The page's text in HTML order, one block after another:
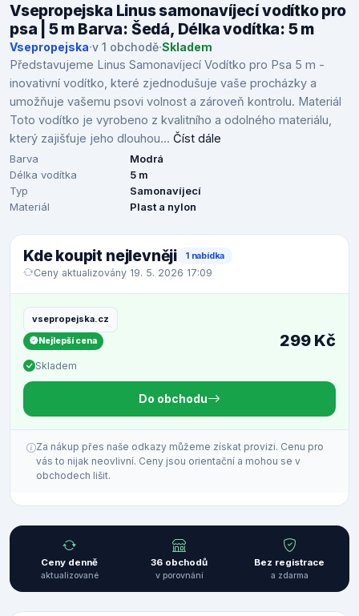
Vsepropejska Linus samonavíjecí vodítko pro
psa | 5 m Barva: Šedá, Délka vodítka: 5 m
Vsepropejska·v 1 obchodě·Skladem
Představujeme Linus Samonavíjecí Vodítko pro Psa 5 m -
inovativní vodítko, které zjednodušuje vaše procházky a
umožňuje vašemu psovi volnost a zároveň kontrolu. Materiál
Toto vodítko je vyrobeno z kvalitního a odolného materiálu,
který zajišťuje jeho dlouhou... Číst dále
Barva
Modrá
Délka vodítka
5 m
Typ
Samonavíjecí
Materiál
Plast a nylon
Kde koupit nejlevněji 1 nabídka
Ceny aktualizovány 19. 5. 2026 17:09
vsepropejska.cz
Nejlepší cena
Skladem
299 Kč
Do obchodu
Za nákup přes naše odkazy můžeme získat provizi. Cenu pro
vás to nijak neovlivní. Ceny jsou orientační a mohou se v
obchodech lišit.
Ceny denně
aktualizované
36 obchodů
v porovnání
Bez registrace
a zdarma